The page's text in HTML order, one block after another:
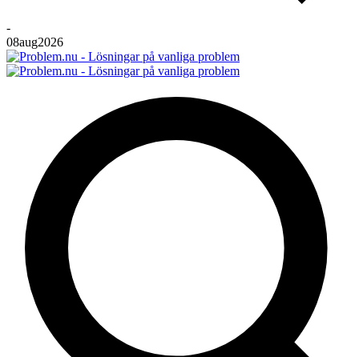
-
08aug2026